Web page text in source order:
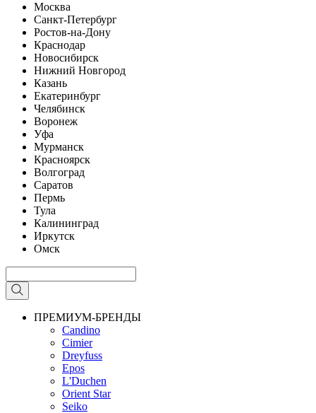
Москва
Санкт-Петербург
Ростов-на-Дону
Краснодар
Новосибирск
Нижний Новгород
Казань
Екатеринбург
Челябинск
Воронеж
Уфа
Мурманск
Красноярск
Волгоград
Саратов
Пермь
Тула
Калининград
Иркутск
Омск
ПРЕМИУМ-БРЕНДЫ
Candino
Cimier
Dreyfuss
Epos
L'Duchen
Orient Star
Seiko